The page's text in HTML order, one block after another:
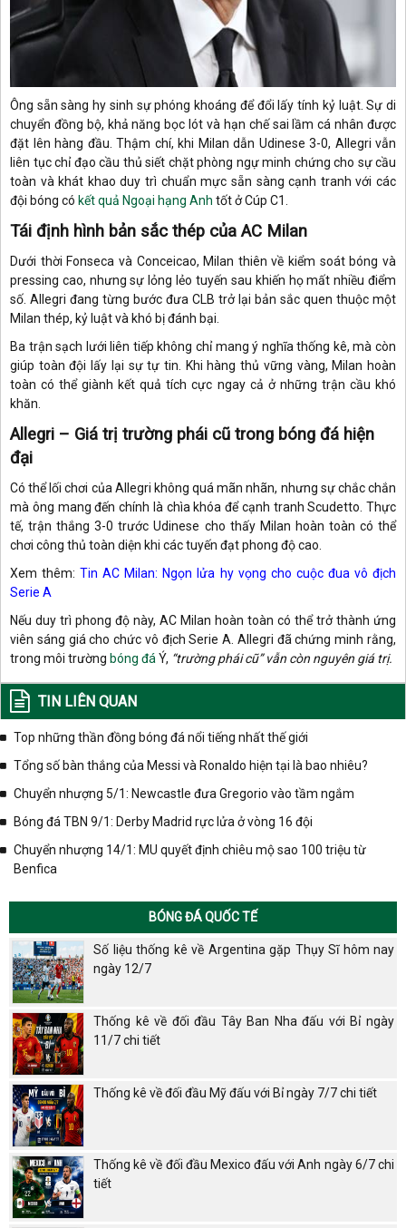
Ông sẵn sàng hy sinh sự phóng khoáng để đổi lấy tính kỷ luật. Sự di
chuyển đồng bộ, khả năng bọc lót và hạn chế sai lầm cá nhân được
đặt lên hàng đầu. Thậm chí, khi Milan dẫn Udinese 3-0, Allegri vẫn
liên tục chỉ đạo cầu thủ siết chặt phòng ngự minh chứng cho sự cầu
toàn và khát khao duy trì chuẩn mực sẵn sàng cạnh tranh với các
đội bóng có kết quả Ngoại hạng Anh tốt ở Cúp C1.
Tái định hình bản sắc thép của AC Milan
Dưới thời Fonseca và Conceicao, Milan thiên về kiểm soát bóng và
pressing cao, nhưng sự lỏng lẻo tuyến sau khiến họ mất nhiều điểm
số. Allegri đang từng bước đưa CLB trở lại bản sắc quen thuộc một
Milan thép, kỷ luật và khó bị đánh bại.
Ba trận sạch lưới liên tiếp không chỉ mang ý nghĩa thống kê, mà còn
giúp toàn đội lấy lại sự tự tin. Khi hàng thủ vững vàng, Milan hoàn
toàn có thể giành kết quả tích cực ngay cả ở những trận cầu khó
khăn.
Allegri – Giá trị trường phái cũ trong bóng đá hiện
đại
Có thể lối chơi của Allegri không quá mãn nhãn, nhưng sự chắc chắn
mà ông mang đến chính là chìa khóa để cạnh tranh Scudetto. Thực
tế, trận thắng 3-0 trước Udinese cho thấy Milan hoàn toàn có thể
chơi công thủ toàn diện khi các tuyến đạt phong độ cao.
Xem thêm:Tin AC Milan: Ngọn lửa hy vọng cho cuộc đua vô địch
Serie A
Nếu duy trì phong độ này, AC Milan hoàn toàn có thể trở thành ứng
viên sáng giá cho chức vô địch Serie A. Allegri đã chứng minh rằng,
trong môi trường bóng đá Ý, “trường phái cũ” vẫn còn nguyên giá trị.
TIN LIÊN QUAN
Top những thần đồng bóng đá nổi tiếng nhất thế giới
Tổng số bàn thắng của Messi và Ronaldo hiện tại là bao nhiêu?
Chuyển nhượng 5/1: Newcastle đưa Gregorio vào tầm ngắm
Bóng đá TBN 9/1: Derby Madrid rực lửa ở vòng 16 đội
Chuyển nhượng 14/1: MU quyết định chiêu mộ sao 100 triệu từ
Benfica
BÓNG ĐÁ QUỐC TẾ
Số liệu thống kê về Argentina gặp Thụy Sĩ hôm nay
ngày 12/7
Thống kê về đối đầu Tây Ban Nha đấu với Bỉ ngày
11/7 chi tiết
Thống kê về đối đầu Mỹ đấu với Bỉ ngày 7/7 chi tiết
Thống kê về đối đầu Mexico đấu với Anh ngày 6/7 chi
tiết